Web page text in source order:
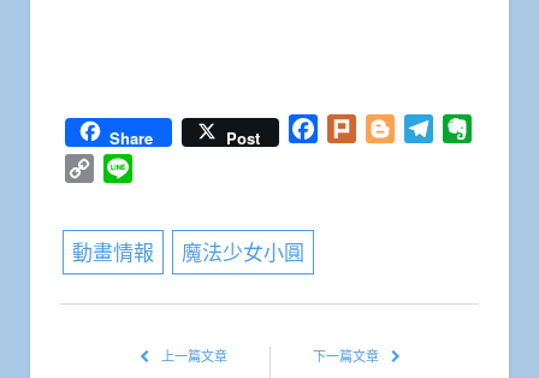
Share Post Facebook
Plurk BloggerTelegram
Copy
動畫情報 魔法少女小圓
上一篇文章 下一篇文章